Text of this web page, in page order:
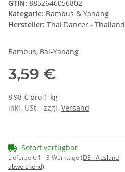
GTIN: 8852646056802
Kategorie: Bambus & Yanang
Hersteller: Thai Dancer - Thailand
Bambus, Bai-Yanang
3,59 €
8,98 € pro 1 kg
inkl. USt. , zzgl. Versand
Sofort verfügbar
Lieferzeit: 1 - 3 Werktage (DE - Ausland
abweichend)